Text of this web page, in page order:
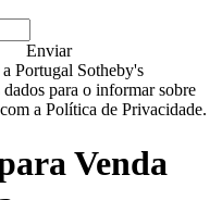
Enviar
Portugal Sotheby's
para o informar sobre
a Política de Privacidade.
Venda